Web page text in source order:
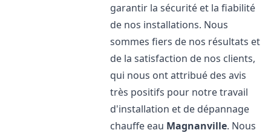
garantir la sécurité et la fiabilité
de nos installations. Nous
sommes fiers de nos résultats et
de la satisfaction de nos clients,
qui nous ont attribué des avis
très positifs pour notre travail
d'installation et de dépannage
chauffe eau Magnanville. Nous